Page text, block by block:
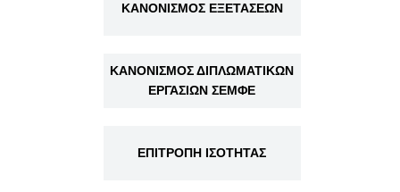
ΚΑΝΟΝΙΣΜΟΣ ΕΞΕΤΑΣΕΩΝ
ΚΑΝΟΝΙΣΜΟΣ ΔΙΠΛΩΜΑΤΙΚΩΝ
ΕΡΓΑΣΙΩΝ ΣΕΜΦΕ
ΕΠΙΤΡΟΠΗ ΙΣΟΤΗΤΑΣ